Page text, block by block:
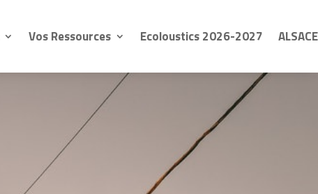
Vos Ressources Ecoloustics 2026-2027